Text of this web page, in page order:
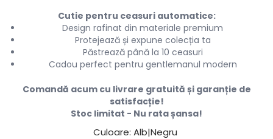
Cutie pentru ceasuri automatice:
Design rafinat din materiale premium
Protejează și expune colecția ta
Păstrează până la 10 ceasuri
Cadou perfect pentru gentlemanul modern
Comandă acum cu livrare gratuită și garanție de
satisfacție!
Stoc limitat - Nu rata șansa!
Culoare: Alb|Negru